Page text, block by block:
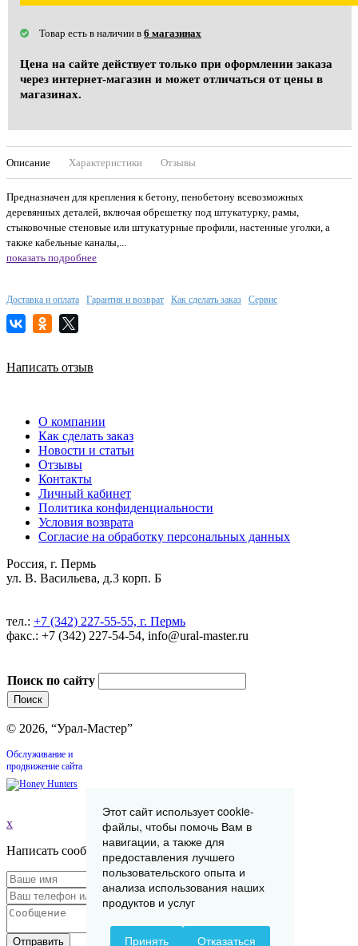
Товар есть в наличии в 6 магазинах
Цена на сайте действует только при оформлении заказа
через интернет-магазин и может отличаться от цены в
магазинах.
Описание Характеристики Отзывы
Предназначен для крепления к бетону, пенобетону всевозможных
деревянных деталей, включая обрешетку под штукатурку, рамы,
стыковочные стеновые или штукатурные профили, настенные уголки, а
также кабельные каналы,...
показать подробнее
Доставка и оплата Гарантия и возврат Как сделать заказ Сервис
Написать отзыв
О компании
Как сделать заказ
Новости и статьи
Отзывы
Контакты
Личный кабинет
Политика конфиденциальности
Условия возврата
Согласие на обработку персональных данных
Россия, г. Пермь
ул. В. Васильева, д.3 корп. Б
тел.: +7 (342) 227-55-55, г. Пермь
факс.: +7 (342) 227-54-54, info@ural-master.ru
Поиск по сайту
© 2026, “Урал-Мастер”
Обслуживание и
продвижение сайта
x
Написать сообщение
Отправить
Этот сайт использует cookie-
файлы, чтобы помочь Вам в
навигации, а также для
предоставления лучшего
пользовательского опыта и
анализа использования наших
продуктов и услуг
Принять Отказаться